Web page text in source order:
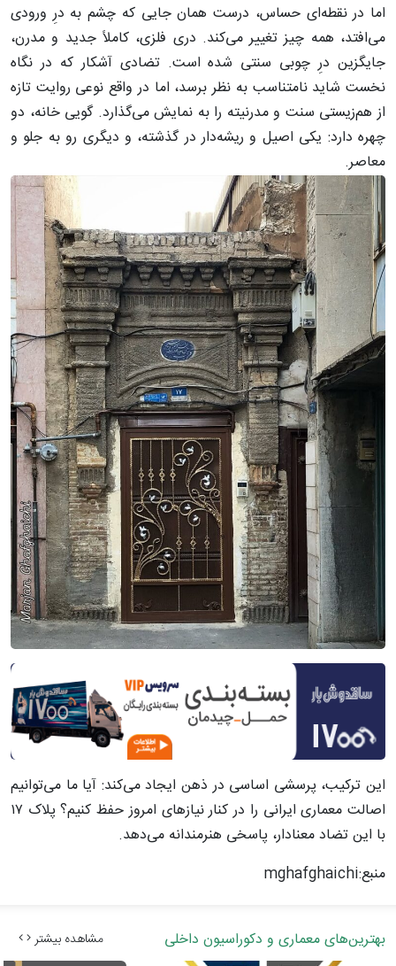
اما در نقطه‌ای حساس، درست همان جایی که چشم به درِ ورودی
می‌افتد، همه چیز تغییر می‌کند. دری فلزی، کاملاً جدید و مدرن،
جایگزین درِ چوبی سنتی شده است. تضادی آشکار که در نگاه
نخست شاید نامتناسب به نظر برسد، اما در واقع نوعی روایت تازه
از هم‌زیستی سنت و مدرنیته را به نمایش می‌گذارد. گویی خانه، دو
چهره دارد: یکی اصیل و ریشه‌دار در گذشته، و دیگری رو به جلو و
معاصر.
این ترکیب، پرسشی اساسی در ذهن ایجاد می‌کند: آیا ما می‌توانیم
اصالت معماری ایرانی را در کنار نیازهای امروز حفظ کنیم؟ پلاک ۱۷
با این تضاد معنادار، پاسخی هنرمندانه می‌دهد.
منبع:mghafghaichi
بهترین‌های معماری و دکوراسیون داخلی مشاهده بیشتر